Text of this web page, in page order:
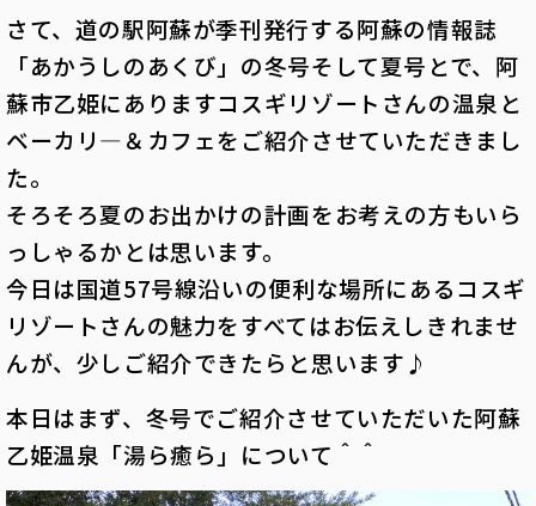
さて、道の駅阿蘇が季刊発行する阿蘇の情報誌
「あかうしのあくび」の冬号そして夏号とで、阿
蘇市乙姫にありますコスギリゾートさんの温泉と
ベーカリ―＆カフェをご紹介させていただきまし
た。
そろそろ夏のお出かけの計画をお考えの方もいら
っしゃるかとは思います。
今日は国道57号線沿いの便利な場所にあるコスギ
リゾートさんの魅力をすべてはお伝えしきれませ
んが、少しご紹介できたらと思います♪
本日はまず、冬号でご紹介させていただいた阿蘇
乙姫温泉「湯ら癒ら」について＾＾